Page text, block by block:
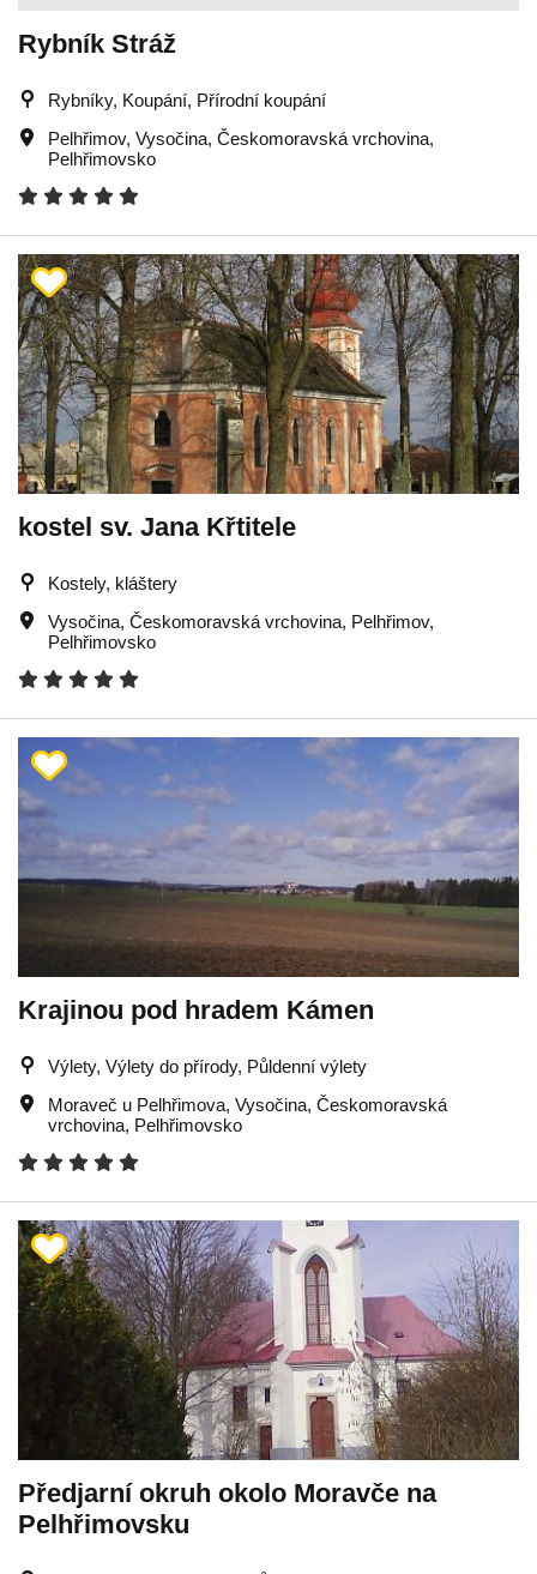
Rybník Stráž
Rybníky, Koupání, Přírodní koupání
Pelhřimov, Vysočina, Českomoravská vrchovina,
Pelhřimovsko
kostel sv. Jana Křtitele
Kostely, kláštery
Vysočina, Českomoravská vrchovina, Pelhřimov,
Pelhřimovsko
Krajinou pod hradem Kámen
Výlety, Výlety do přírody, Půldenní výlety
Moraveč u Pelhřimova, Vysočina, Českomoravská
vrchovina, Pelhřimovsko
Předjarní okruh okolo Moravče na
Pelhřimovsku